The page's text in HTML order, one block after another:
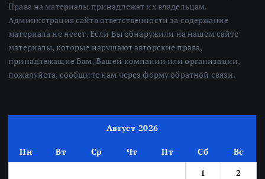
Права на материалы принадлежат их владельцам.
Администрация сайта ответственности за содержание
материала не несет. Если Вы обнаружили на нашем сайте
материалы, которые нарушают авторские права,
принадлежащие Вам, Вашей компании или организации,
пожалуйста, сообщите нам через форму обратной связи.
Август 2026
Пн Вт Ср Чт Пт Сб
Вс
1
2